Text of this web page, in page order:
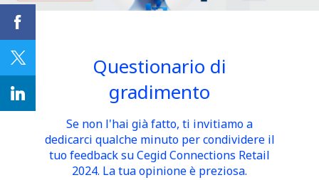
Questionario di
gradimento
Se non l'hai già fatto, ti invitiamo a
dedicarci qualche minuto per condividere il
tuo feedback su Cegid Connections Retail
2024. La tua opinione è preziosa.